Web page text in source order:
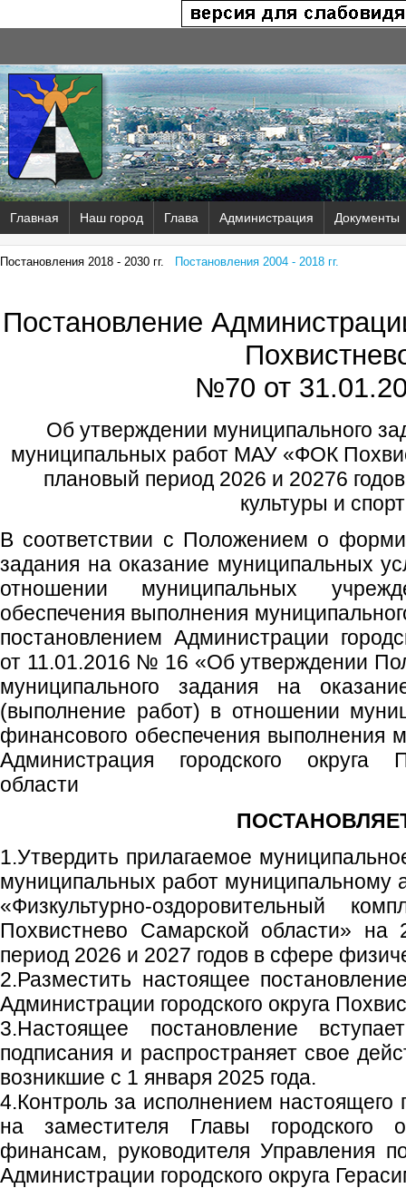
Главная Наш город Глава Администрация Документы
Постановления 2018 - 2030 гг. Постановления 2004 - 2018 гг.
Постановление
№70 от
Об утверждении муниципального
муниципальных работ МАУ «ФОК
плановый период 2026 и 20276
культуры и
В соответствии с Положением о
задания на оказание муниципальных
отношении муниципальных
обеспечения выполнения
постановлением Администрации
от 11.01.2016 № 16 «Об утверждении
муниципального задания на
(выполнение работ) в отношении
финансового обеспечения выполнения
Администрация городского округа
области
1.Утвердить прилагаемое
муниципальных работ муниципальному
«Физкультурно-оздоровительный
Похвистнево Самарской области»
период 2026 и 2027 годов в сфере
2.Разместить настоящее
Администрации городского округа
3.Настоящее постановление
подписания и распространяет свое
возникшие с 1 января 2025 года.
4.Контроль за исполнением настоящего
на заместителя Главы городского
финансам, руководителя Управления
Администрации городского округа